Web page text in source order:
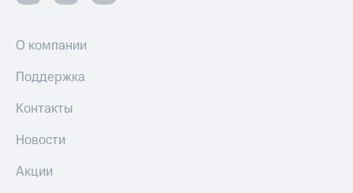
О компании
Поддержка
Контакты
Новости
Акции